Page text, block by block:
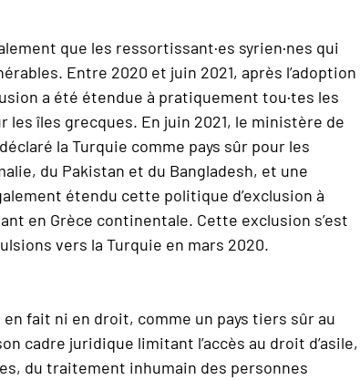
que les ressortissant·es syrien·nes qui
Entre 2020 et juin 2021, après l’adoption
a été étendue à pratiquement tou·tes les
les îles grecques. En juin 2021, le ministère de
la Turquie comme pays sûr pour les
du Pakistan et du Bangladesh, et une
étendu cette politique d’exclusion à
en Grèce continentale. Cette exclusion s’est
vers la Turquie en mars 2020.
fait ni en droit, comme un pays tiers sûr au
cadre juridique limitant l’accès au droit d’asile,
du traitement inhumain des personnes